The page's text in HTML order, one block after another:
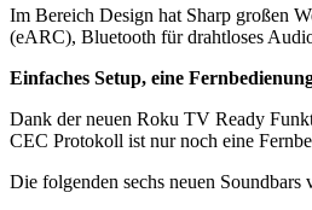
Im Bereich Design hat Sharp großen
(eARC), Bluetooth für drahtloses
Einfaches Setup, eine
Dank der neuen Roku TV Ready
CEC Protokoll ist nur noch eine
Die folgenden sechs neuen Soundbars